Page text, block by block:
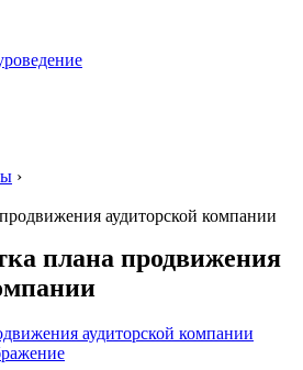
›
аудиторской компании
плана продвижения